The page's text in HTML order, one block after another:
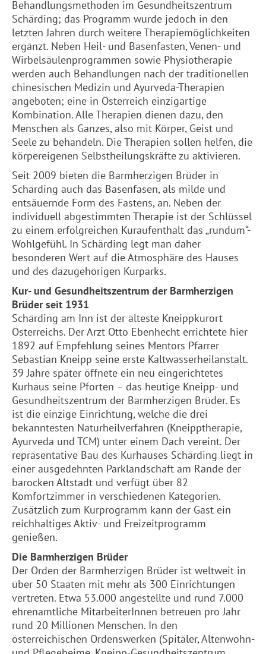
Behandlungsmethoden im Gesundheitszentrum
Schärding; das Programm wurde jedoch in den
letzten Jahren durch weitere Therapiemöglichkeiten
ergänzt. Neben Heil- und Basenfasten, Venen- und
Wirbelsäulenprogrammen sowie Physiotherapie
werden auch Behandlungen nach der traditionellen
chinesischen Medizin und Ayurveda-Therapien
angeboten; eine in Österreich einzigartige
Kombination. Alle Therapien dienen dazu, den
Menschen als Ganzes, also mit Körper, Geist und
Seele zu behandeln. Die Therapien sollen helfen, die
körpereigenen Selbstheilungskräfte zu aktivieren.
Seit 2009 bieten die Barmherzigen Brüder in
Schärding auch das Basenfasen, als milde und
entsäuernde Form des Fastens, an. Neben der
individuell abgestimmten Therapie ist der Schlüssel
zu einem erfolgreichen Kuraufenthalt das „rundum“-
Wohlgefühl. In Schärding legt man daher
besonderen Wert auf die Atmosphäre des Hauses
und des dazugehörigen Kurparks.
Kur- und Gesundheitszentrum der Barmherzigen
Brüder seit 1931
Schärding am Inn ist der älteste Kneippkurort
Österreichs. Der Arzt Otto Ebenhecht errichtete hier
1892 auf Empfehlung seines Mentors Pfarrer
Sebastian Kneipp seine erste Kaltwasserheilanstalt.
39 Jahre später öffnete ein neu eingerichtetes
Kurhaus seine Pforten – das heutige Kneipp- und
Gesundheitszentrum der Barmherzigen Brüder. Es
ist die einzige Einrichtung, welche die drei
bekanntesten Naturheilverfahren (Kneipptherapie,
Ayurveda und TCM) unter einem Dach vereint. Der
repräsentative Bau des Kurhauses Schärding liegt in
einer ausgedehnten Parklandschaft am Rande der
barocken Altstadt und verfügt über 82
Komfortzimmer in verschiedenen Kategorien.
Zusätzlich zum Kurprogramm kann der Gast ein
reichhaltiges Aktiv- und Freizeitprogramm
genießen.
Die Barmherzigen Brüder
Der Orden der Barmherzigen Brüder ist weltweit in
über 50 Staaten mit mehr als 300 Einrichtungen
vertreten. Etwa 53.000 angestellte und rund 7.000
ehrenamtliche MitarbeiterInnen betreuen pro Jahr
rund 20 Millionen Menschen. In den
österreichischen Ordenswerken (Spitäler, Altenwohn-